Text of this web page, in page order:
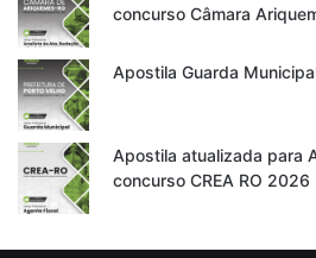
concurso Câmara
Apostila Guarda
Apostila atualizada para
concurso CREA RO 2026